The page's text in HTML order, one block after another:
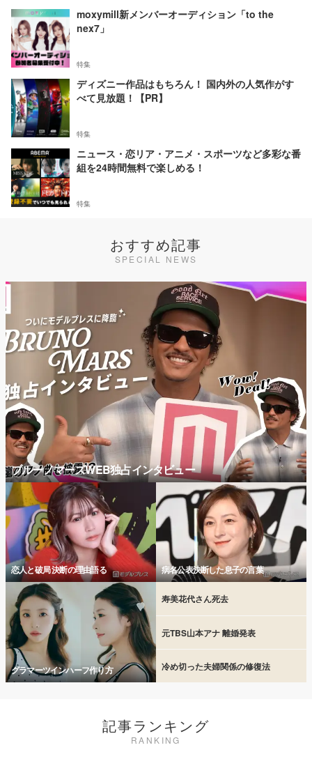
moxymill新メンバーオーディション「to the
nex7」
特集
ディズニー作品はもちろん！ 国内外の人気作がす
べて見放題！【PR】
特集
ニュース・恋リア・アニメ・スポーツなど多彩な番
組を24時間無料で楽しめる！
特集
おすすめ記事
SPECIAL NEWS
ブルーノマーズWEB独占インタビュー
恋人と破局 決断の理由語る 病名公表決断した息子の言葉
グラマーツインハーフ作り方
寿美花代さん死去
元TBS山本アナ 離婚発表
冷め切った夫婦関係の修復法
記事ランキング
RANKING